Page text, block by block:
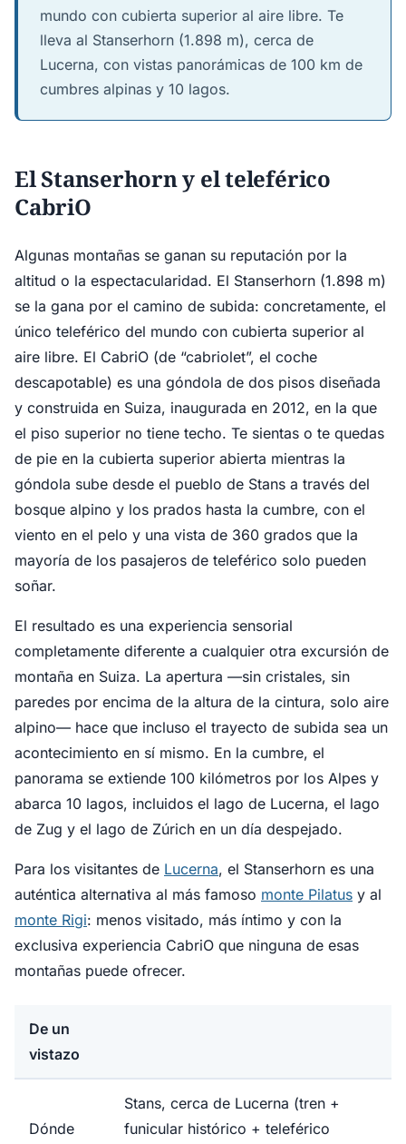
mundo con cubierta superior al aire libre. Te
lleva al Stanserhorn (1.898 m), cerca de
Lucerna, con vistas panorámicas de 100 km de
cumbres alpinas y 10 lagos.
El Stanserhorn y el teleférico
CabriO
Algunas montañas se ganan su reputación por la
altitud o la espectacularidad. El Stanserhorn (1.898 m)
se la gana por el camino de subida: concretamente, el
único teleférico del mundo con cubierta superior al
aire libre. El CabriO (de “cabriolet”, el coche
descapotable) es una góndola de dos pisos diseñada
y construida en Suiza, inaugurada en 2012, en la que
el piso superior no tiene techo. Te sientas o te quedas
de pie en la cubierta superior abierta mientras la
góndola sube desde el pueblo de Stans a través del
bosque alpino y los prados hasta la cumbre, con el
viento en el pelo y una vista de 360 grados que la
mayoría de los pasajeros de teleférico solo pueden
soñar.
El resultado es una experiencia sensorial
completamente diferente a cualquier otra excursión de
montaña en Suiza. La apertura —sin cristales, sin
paredes por encima de la altura de la cintura, solo aire
alpino— hace que incluso el trayecto de subida sea un
acontecimiento en sí mismo. En la cumbre, el
panorama se extiende 100 kilómetros por los Alpes y
abarca 10 lagos, incluidos el lago de Lucerna, el lago
de Zug y el lago de Zúrich en un día despejado.
Para los visitantes de Lucerna, el Stanserhorn es una
auténtica alternativa al más famoso monte Pilatus y al
monte Rigi: menos visitado, más íntimo y con la
exclusiva experiencia CabriO que ninguna de esas
montañas puede ofrecer.
De un
vistazo
Dónde
Stans, cerca de Lucerna (tren +
funicular histórico + teleférico